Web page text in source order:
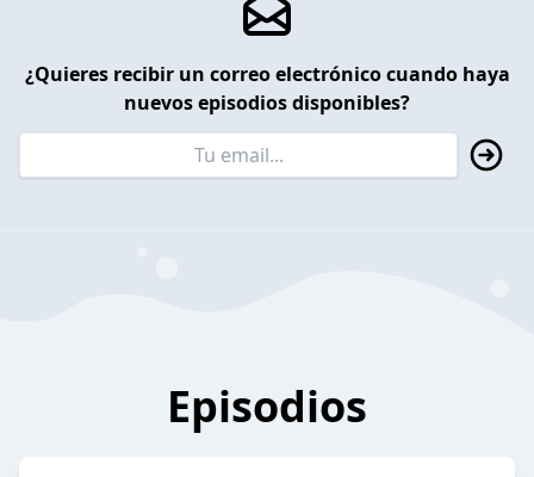
¿Quieres recibir un correo electrónico cuando haya
nuevos episodios disponibles?
Episodios